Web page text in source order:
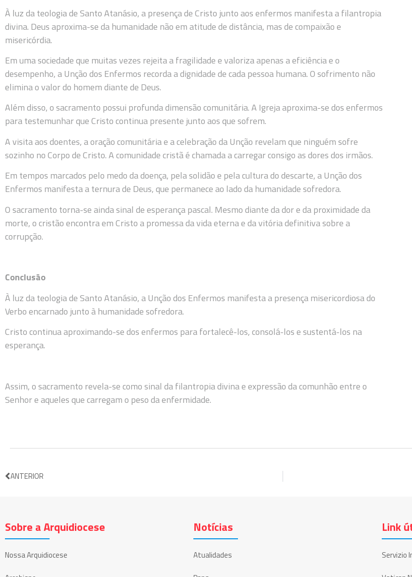
À luz da teologia de Santo Atanásio, a presença de Cristo junto aos enfermos manifesta a filantropia
divina. Deus aproxima-se da humanidade não em atitude de distância, mas de compaixão e
misericórdia.
Em uma sociedade que muitas vezes rejeita a fragilidade e valoriza apenas a eficiência e o
desempenho, a Unção dos Enfermos recorda a dignidade de cada pessoa humana. O sofrimento não
elimina o valor do homem diante de Deus.
Além disso, o sacramento possui profunda dimensão comunitária. A Igreja aproxima-se dos enfermos
para testemunhar que Cristo continua presente junto aos que sofrem.
A visita aos doentes, a oração comunitária e a celebração da Unção revelam que ninguém sofre
sozinho no Corpo de Cristo. A comunidade cristã é chamada a carregar consigo as dores dos irmãos.
Em tempos marcados pelo medo da doença, pela solidão e pela cultura do descarte, a Unção dos
Enfermos manifesta a ternura de Deus, que permanece ao lado da humanidade sofredora.
O sacramento torna-se ainda sinal de esperança pascal. Mesmo diante da dor e da proximidade da
morte, o cristão encontra em Cristo a promessa da vida eterna e da vitória definitiva sobre a
corrupção.
Conclusão
À luz da teologia de Santo Atanásio, a Unção dos Enfermos manifesta a presença misericordiosa do
Verbo encarnado junto à humanidade sofredora.
Cristo continua aproximando-se dos enfermos para fortalecê-los, consolá-los e sustentá-los na
esperança.
Assim, o sacramento revela-se como sinal da filantropia divina e expressão da comunhão entre o
Senhor e aqueles que carregam o peso da enfermidade.
ANTERIOR
Sobre a Arquidiocese
Nossa Arquidiocese
Notícias
Atualidades
Link
Servizio